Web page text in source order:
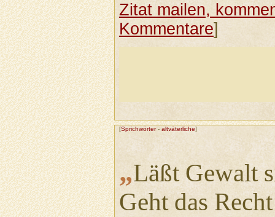
Zitat mailen,
Kommentare]
[Sprichwörter- altväterliche]
„Läßt Gewalt
Geht das